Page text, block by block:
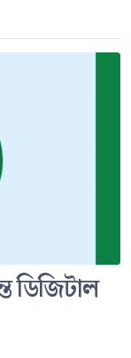
ডিজিটাল